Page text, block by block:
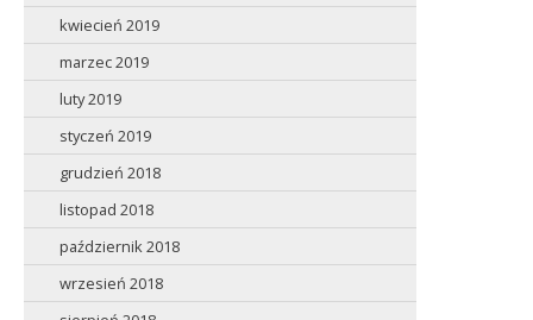
kwiecień 2019
marzec 2019
luty 2019
styczeń 2019
grudzień 2018
listopad 2018
październik 2018
wrzesień 2018